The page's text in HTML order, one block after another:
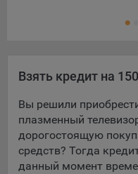
Google Analytics –
Mountain View, CA
конфиденциальности
Matomo — это система
следит за
myfin.by.
Адрес: ООО «Рэкун
Дзержинского, д.3Б,
Взять кредит на
Вы решили
плазменный
дорогостоящую
средств? Тогда
данный момент